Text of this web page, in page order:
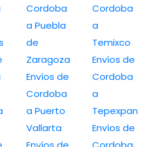
Cordoba
a Puebla
de
Zaragoza
Envíos de
Cordoba
a Puerto
Vallarta
Cordoba
a
Temixco
Envíos de
Cordoba
a
Tepexpan
Envíos de